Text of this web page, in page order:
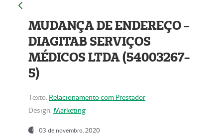
MUDANÇA DE ENDEREÇO -
DIAGITAB SERVIÇOS
MÉDICOS LTDA (54003267-
5)
Texto: Relacionamento com Prestador
Design: Marketing
03 de novembro, 2020